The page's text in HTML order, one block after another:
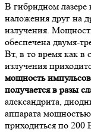
В гибридном
наложения друг на
излучения.
обеспечена двумя-
Вт, в то время как в
излучения
мощность
получается в разы
александрита,
аппарата
приходиться по 200